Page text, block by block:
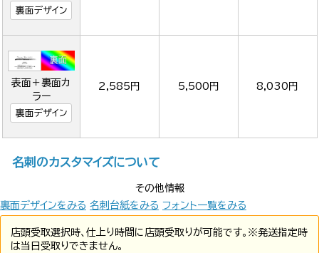
裏面デザイン
表面＋裏面カ
ラー
裏面デザイン
2,585円 5,500円 8,030円
名刺のカスタマイズについて
その他情報
裏面デザインをみる 名刺台紙をみる フォント一覧をみる
店頭受取選択時、仕上り時間に店頭受取りが可能です。※発送指定時
は当日受取りできません。